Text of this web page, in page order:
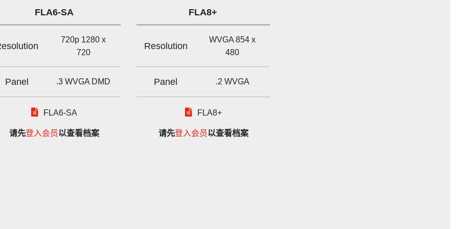
FLA6-SA
720p 1280 x
720
Panel .3 WVGA DMD
FLA6-SA
请先登入会员以查看档案
FLA8+
Resolution
WVGA 854 x
480
Panel .2 WVGA
FLA8+
请先登入会员以查看档案